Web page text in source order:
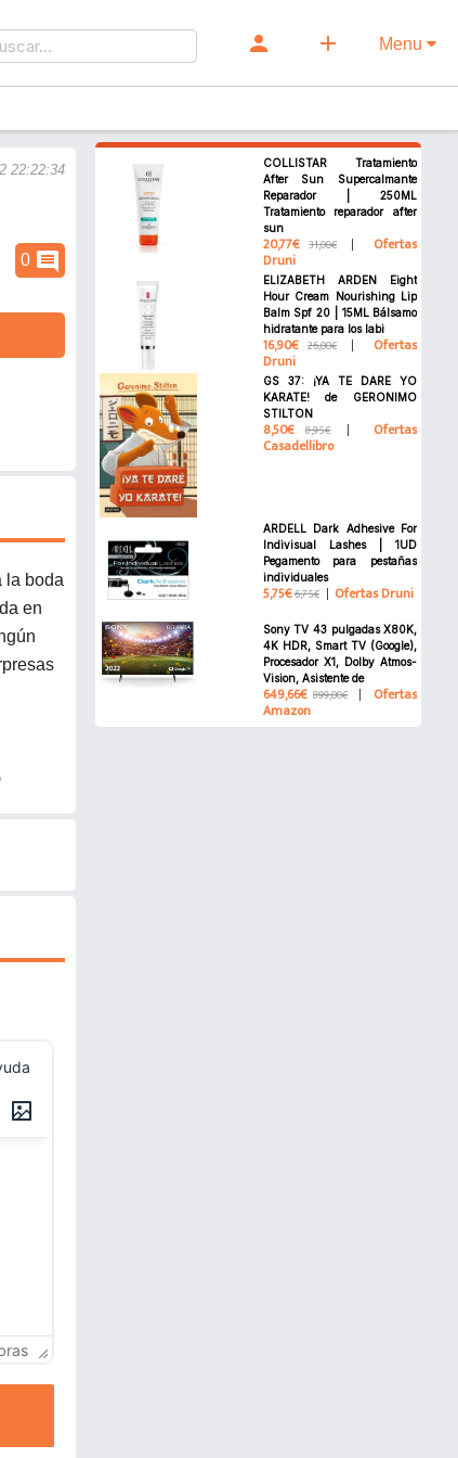
person add Menu
22:22:34
0 comment
la boda
en
COLLISTAR Tratamiento
After Sun Supercalmante
Reparador | 250ML
Tratamiento reparador after
sun
20,77€ 31,00€ Ofertas
Druni
ELIZABETH ARDEN Eight
Hour Cream Nourishing Lip
Balm Spf 20 | 15ML Bálsamo
hidratante para los labi
16,90€ 26,00€ Ofertas
Druni
GS 37: ¡YA TE DARE YO
KARATE! de GERONIMO
STILTON
8,50€ 8,95€ Ofertas
Casadellibro
ARDELL Dark Adhesive For
Indivisual Lashes | 1UD
Pegamento para pestañas
individuales
5,75€6,75€ Ofertas Druni
Sony TV 43 pulgadas X80K,
4K HDR, Smart TV (Google),
Procesador X1, Dolby Atmos-
Vision, Asistente de
649,66€ 899,00€ Ofertas
Amazon